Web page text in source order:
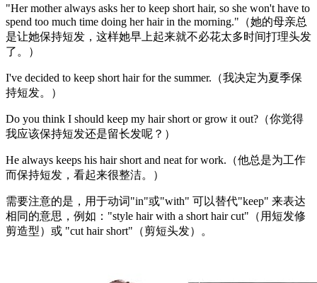
"Her mother always asks her to keep short hair, so she won't have to
spend too much time doing her hair in the morning."（她的母亲总
是让她保持短发，这样她早上起来就不必花太多时间打理头发
了。）
I've decided to keep short hair for the summer.（我决定为夏季保
持短发。）
Do you think I should keep my hair short or grow it out?（你觉得
我应该保持短发还是留长发呢？）
He always keeps his hair short and neat for work.（他总是为工作
而保持短发，看起来很整洁。）
需要注意的是，用于动词"in"或"with" 可以替代"keep" 来表达
相同的意思，例如："style hair with a short hair cut"（用短发修
剪造型）或 "cut hair short"（剪短头发）。